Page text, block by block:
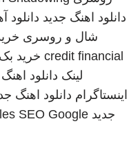
دانلود اهنگ جدید دانلود
شال و روسری
credit financial خرید
لینک دانلود
اینستاگرام دانلود اهنگ
جدید SEO Google